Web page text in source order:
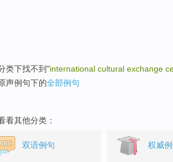
类下找不到"international cultural exchange
声例句下的全部例句
看其他分类：
双语例句 权威